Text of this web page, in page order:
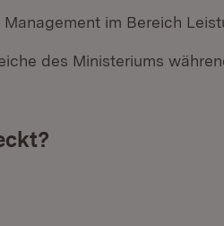
im Bereich
des Ministeriums